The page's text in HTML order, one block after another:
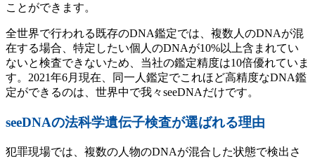
ことができます。
全世界で行われる既存のDNA鑑定では、複数人のDNAが混
在する場合、特定したい個人のDNAが10%以上含まれてい
ないと検査できないため、当社の鑑定精度は10倍優れていま
す。2021年6月現在、同一人鑑定でこれほど高精度なDNA鑑
定ができるのは、世界中で我々seeDNAだけです。
seeDNAの法科学遺伝子検査が選ばれる理由
犯罪現場では、複数の人物のDNAが混合した状態で検出さ